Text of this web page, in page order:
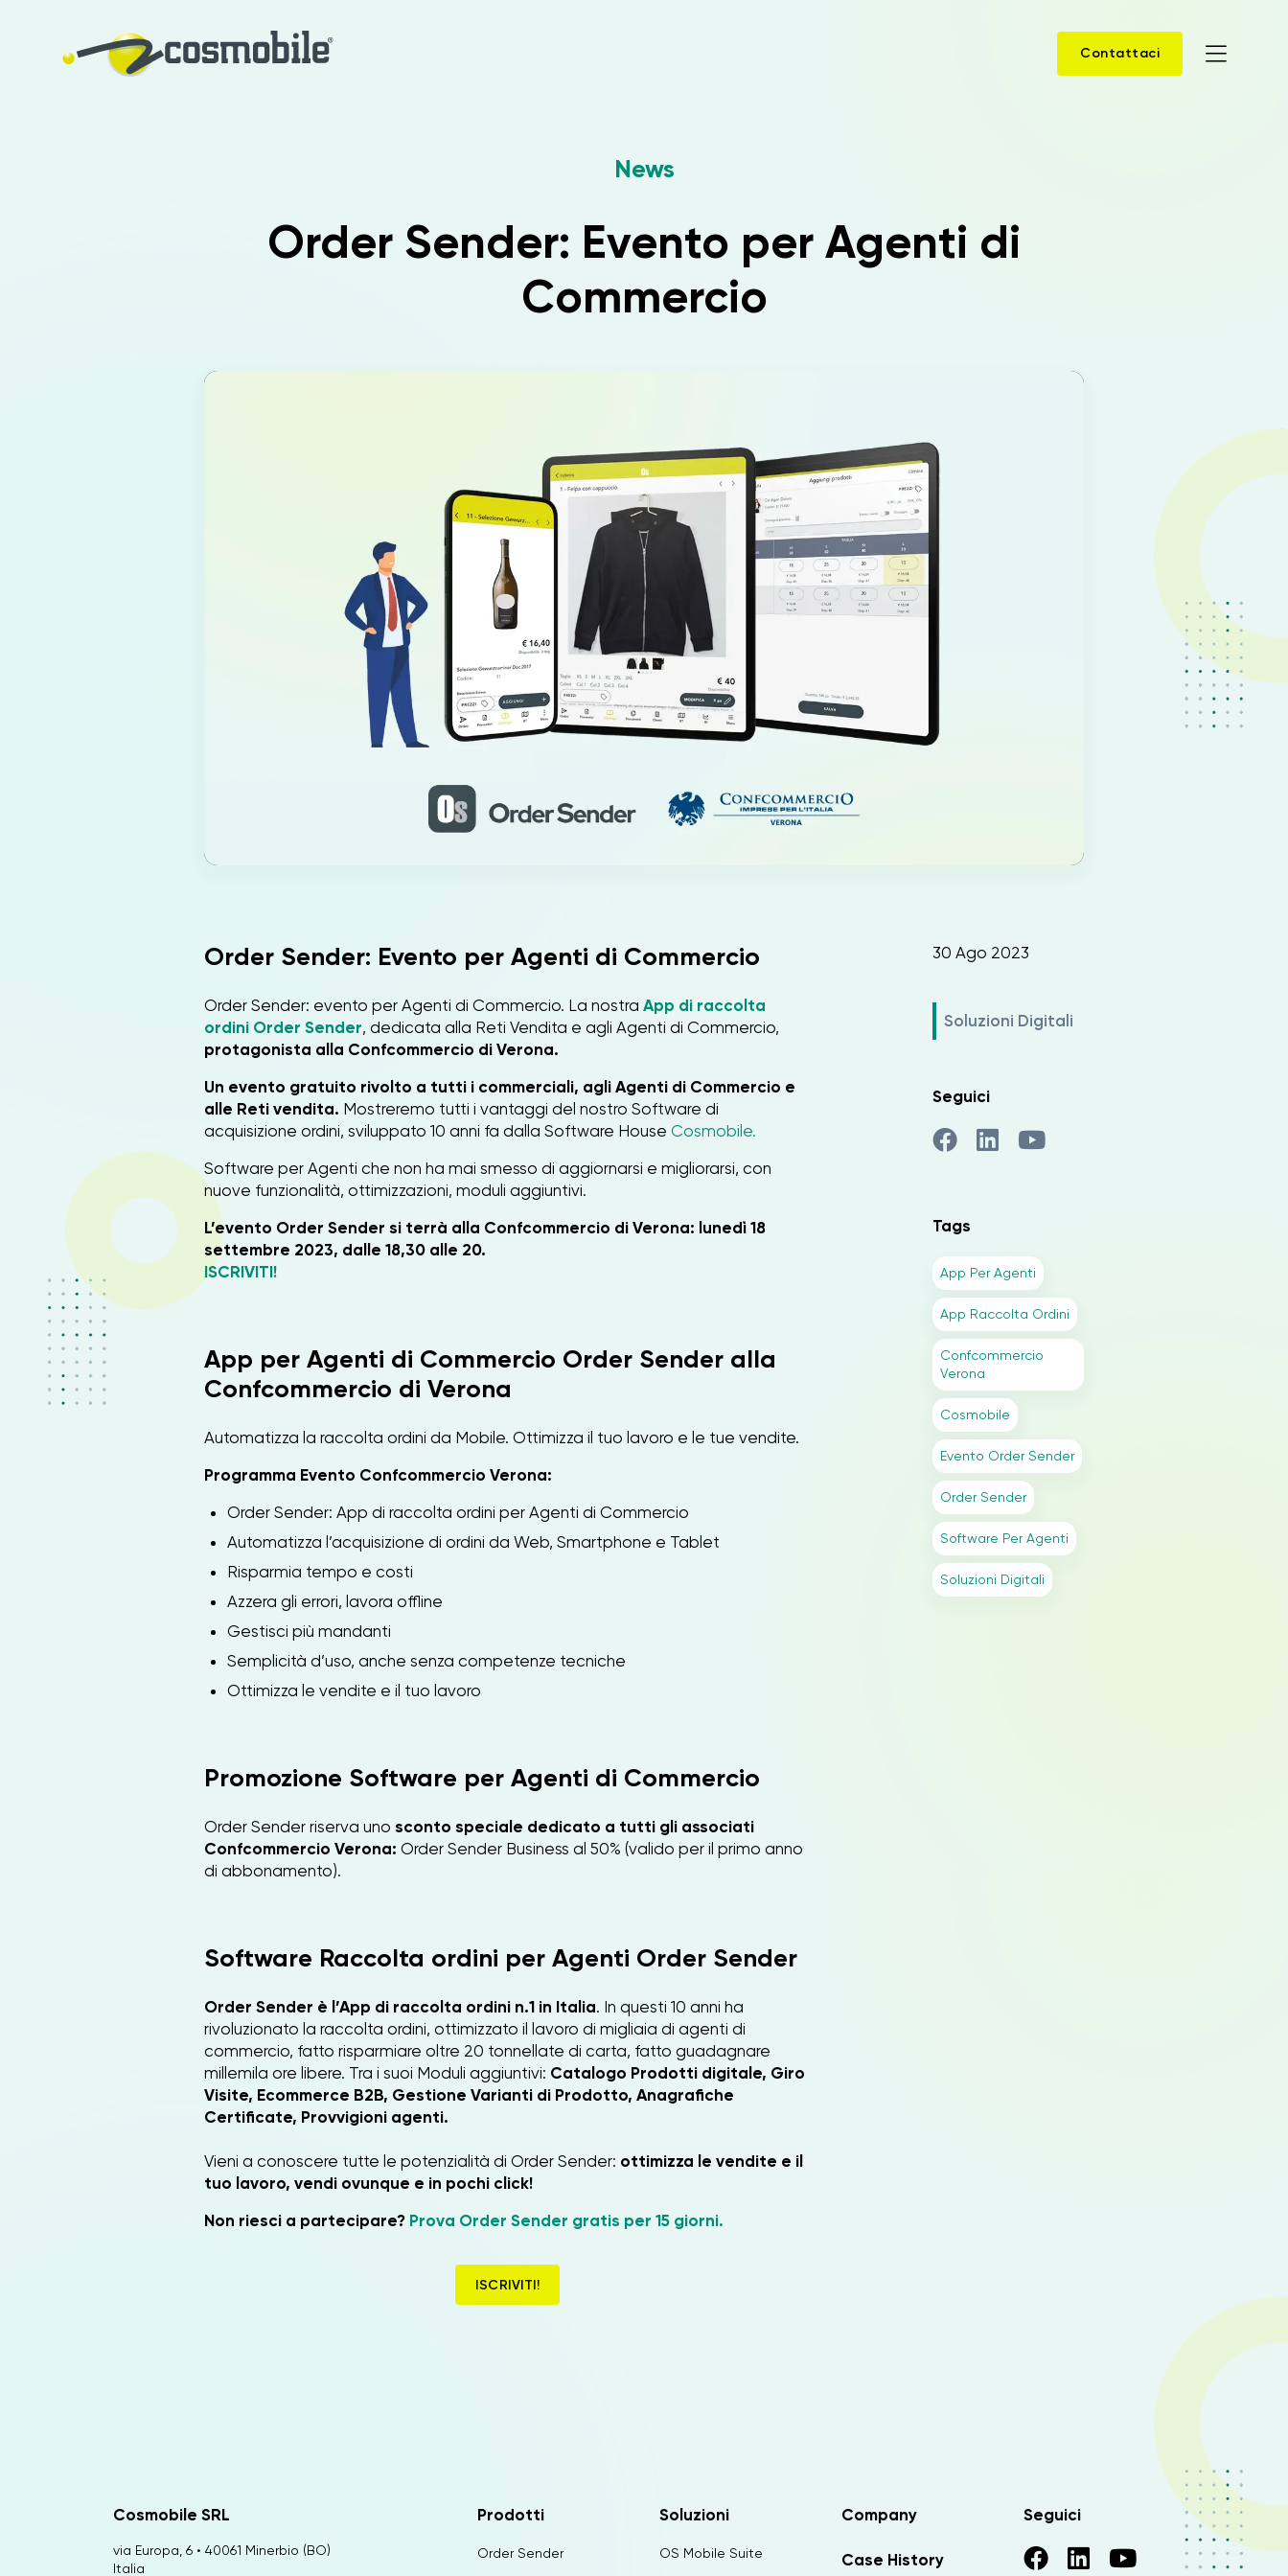
Contattaci
Soluzioni
News
Order Sender: Evento per Agenti di
Commercio
Order Sender: Evento per Agenti di Commercio
Order Sender: evento per Agenti di Commercio. La nostra App di raccolta
ordini Order Sender, dedicata alla Reti Vendita e agli Agenti di Commercio,
protagonista alla Confcommercio di Verona.
Un evento gratuito rivolto a tutti i commerciali, agli Agenti di Commercio e
alle Reti vendita. Mostreremo tutti i vantaggi del nostro Software di
acquisizione ordini, sviluppato 10 anni fa dalla Software House Cosmobile.
Software per Agenti che non ha mai smesso di aggiornarsi e migliorarsi, con
nuove funzionalità, ottimizzazioni, moduli aggiuntivi.
L’evento Order Sender si terrà alla Confcommercio di Verona: lunedì 18
settembre 2023, dalle 18,30 alle 20.
ISCRIVITI!
App per Agenti di Commercio Order Sender alla
Confcommercio di Verona
Automatizza la raccolta ordini da Mobile. Ottimizza il tuo lavoro e le tue vendite.
Programma Evento Confcommercio Verona:
Order Sender: App di raccolta ordini per Agenti di Commercio
Automatizza l’acquisizione di ordini da Web, Smartphone e Tablet
Risparmia tempo e costi
Azzera gli errori, lavora offline
Gestisci più mandanti
Semplicità d’uso, anche senza competenze tecniche
Ottimizza le vendite e il tuo lavoro
Promozione Software per Agenti di Commercio
Order Sender riserva uno sconto speciale dedicato a tutti gli associati
Confcommercio Verona: Order Sender Business al 50% (valido per il primo anno
di abbonamento).
Software Raccolta ordini per Agenti Order Sender
Order Sender è l’App di raccolta ordini n.1 in Italia. In questi 10 anni ha
rivoluzionato la raccolta ordini, ottimizzato il lavoro di migliaia di agenti di
commercio, fatto risparmiare oltre 20 tonnellate di carta, fatto guadagnare
millemila ore libere. Tra i suoi Moduli aggiuntivi: Catalogo Prodotti digitale, Giro
Visite, Ecommerce B2B, Gestione Varianti di Prodotto, Anagrafiche
Certificate, Provvigioni agenti.
Vieni a conoscere tutte le potenzialità di Order Sender: ottimizza le vendite e il
tuo lavoro, vendi ovunque e in pochi click!
Non riesci a partecipare? Prova Order Sender gratis per 15 giorni.
ISCRIVITI!
30 Ago 2023
Soluzioni Digitali
Seguici
Tags
App Per Agenti
App Raccolta Ordini
Confcommercio
Verona
Cosmobile
Evento Order Sender
Order Sender
Software Per Agenti
Soluzioni Digitali
Cosmobile SRL
via Europa, 6 • 40061 Minerbio (BO)
Italia
Prodotti
Order Sender
Soluzioni
OS Mobile Suite
Company
Case History
Seguici